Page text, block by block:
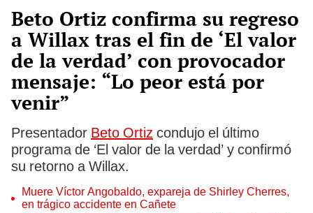
Beto Ortiz confirma su regreso
a Willax tras el fin de ‘El valor
de la verdad’ con provocador
mensaje: “Lo peor está por
venir”
Presentador Beto Ortiz condujo el último
programa de ‘El valor de la verdad’ y confirmó
su retorno a Willax.
Muere Víctor Angobaldo, expareja de Shirley Cherres,
en trágico accidente en Cañete